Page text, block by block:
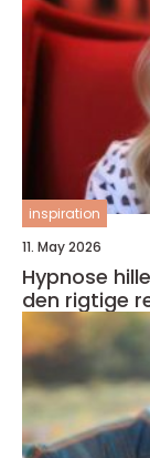
inspiration
11. May 2026
Hypnose hillerød når sindet får et
den rigtige